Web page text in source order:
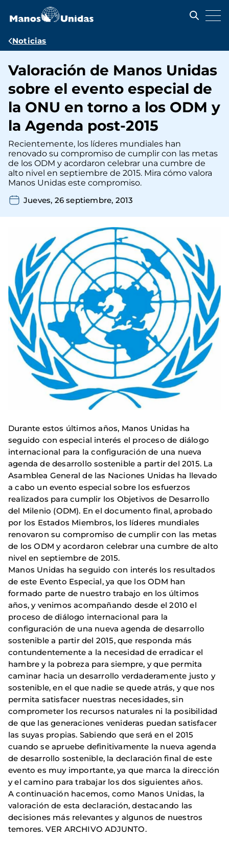
contenido
Ruta
navegación
Noticias
Valoración de Manos Unidas
sobre el evento especial de
la ONU en torno a los ODM y
la Agenda post-2015
Recientemente, los líderes mundiales han
renovado su compromiso de cumplir con las metas
de los ODM y acordaron celebrar una cumbre de
alto nivel en septiembre de 2015. Mira cómo valora
Manos Unidas este compromiso.
Jueves, 26 septiembre, 2013
Durante estos últimos años, Manos Unidas ha
seguido con especial interés el proceso de diálogo
internacional para la configuración de una nueva
agenda de desarrollo sostenible a partir del 2015. La
Asamblea General de las Naciones Unidas ha llevado
a cabo un evento especial sobre los esfuerzos
realizados para cumplir los Objetivos de Desarrollo
del Milenio (ODM). En el documento final, aprobado
por los Estados Miembros, los líderes mundiales
renovaron su compromiso de cumplir con las metas
de los ODM y acordaron celebrar una cumbre de alto
nivel en septiembre de 2015.
Manos Unidas ha seguido con interés los resultados
de este Evento Especial, ya que los ODM han
formado parte de nuestro trabajo en los últimos
años, y venimos acompañando desde el 2010 el
proceso de diálogo internacional para la
configuración de una nueva agenda de desarrollo
sostenible a partir del 2015, que responda más
contundentemente a la necesidad de erradicar el
hambre y la pobreza para siempre, y que permita
caminar hacia un desarrollo verdaderamente justo y
sostenible, en el que nadie se quede atrás, y que nos
permita satisfacer nuestras necesidades, sin
comprometer los recursos naturales ni la posibilidad
de que las generaciones venideras puedan satisfacer
las suyas propias. Sabiendo que será en el 2015
cuando se apruebe definitivamente la nueva agenda
de desarrollo sostenible, la declaración final de este
evento es muy importante, ya que marca la dirección
y el camino para trabajar los dos siguientes años.
A continuación hacemos, como Manos Unidas, la
valoración de esta declaración, destacando las
decisiones más relevantes y algunos de nuestros
temores. VER ARCHIVO ADJUNTO.